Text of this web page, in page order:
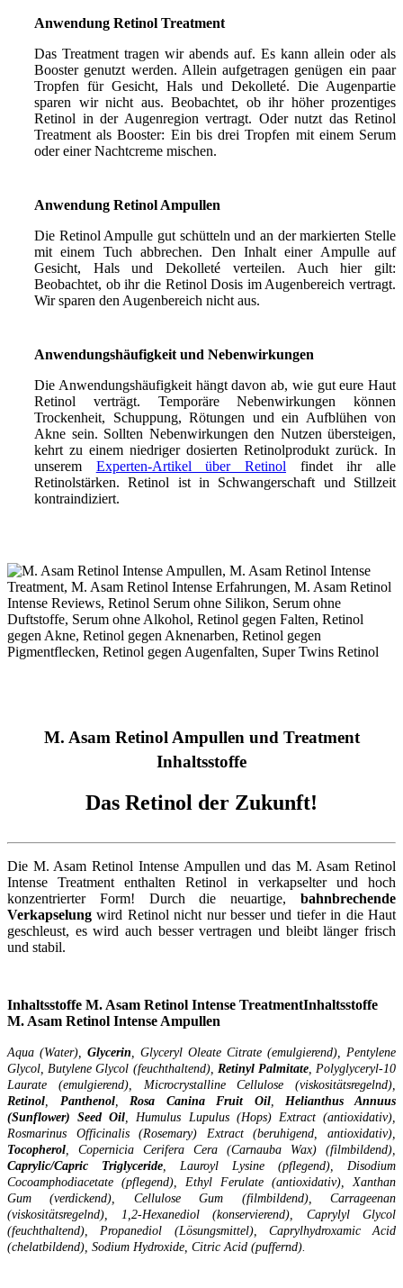
Anwendung Retinol Treatment
Das Treatment tragen wir abends auf. Es kann allein oder als
Booster genutzt werden. Allein aufgetragen genügen ein paar
Tropfen für Gesicht, Hals und Dekolleté. Die Augenpartie
sparen wir nicht aus. Beobachtet, ob ihr höher prozentiges
Retinol in der Augenregion vertragt. Oder nutzt das Retinol
Treatment als Booster: Ein bis drei Tropfen mit einem Serum
oder einer Nachtcreme mischen.
Anwendung Retinol Ampullen
Die Retinol Ampulle gut schütteln und an der markierten Stelle
mit einem Tuch abbrechen. Den Inhalt einer Ampulle auf
Gesicht, Hals und Dekolleté verteilen. Auch hier gilt:
Beobachtet, ob ihr die Retinol Dosis im Augenbereich vertragt.
Wir sparen den Augenbereich nicht aus.
Anwendungshäufigkeit und Nebenwirkungen
Die Anwendungshäufigkeit hängt davon ab, wie gut eure Haut
Retinol verträgt. Temporäre Nebenwirkungen können
Trockenheit, Schuppung, Rötungen und ein Aufblühen von
Akne sein. Sollten Nebenwirkungen den Nutzen übersteigen,
kehrt zu einem niedriger dosierten Retinolprodukt zurück. In
unserem Experten-Artikel über Retinol findet ihr alle
Retinolstärken. Retinol ist in Schwangerschaft und Stillzeit
kontraindiziert.
M. Asam Retinol Ampullen und Treatment
Inhaltsstoffe
Das Retinol der Zukunft!
Die M. Asam Retinol Intense Ampullen und das M. Asam Retinol
Intense Treatment enthalten Retinol in verkapselter und hoch
konzentrierter Form! Durch die neuartige, bahnbrechende
Verkapselung wird Retinol nicht nur besser und tiefer in die Haut
geschleust, es wird auch besser vertragen und bleibt länger frisch
und stabil.
Inhaltsstoffe M. Asam Retinol Intense TreatmentInhaltsstoffe
M. Asam Retinol Intense Ampullen
Aqua (Water), Glycerin , Glyceryl Oleate Citrate (emulgierend), Pentylene
Glycol, Butylene Glycol (feuchthaltend), Retinyl Palmitate, Polyglyceryl-10
Laurate (emulgierend), Microcrystalline Cellulose (viskositätsregelnd),
Retinol
Panthenol, Rosa Canina Fruit Oil, Helianthus Annuus
(Sunflower) Seed Oil , Humulus Lupulus (Hops) Extract (antioxidativ),
Rosmarinus Officinalis (Rosemary) Extract (beruhigend, antioxidativ),
Tocopherol , Copernicia Cerifera Cera (Carnauba Wax) (filmbildend),
Caprylic/Capric Triglyceride , Lauroyl Lysine (pflegend), Disodium
Cocoamphodiacetate (pflegend), Ethyl Ferulate (antioxidativ), Xanthan
Gum (verdickend), Cellulose Gum (filmbildend), Carrageenan
(viskositätsregelnd), 1,2-Hexanediol (konservierend), Caprylyl Glycol
(feuchthaltend), Propanediol (Lösungsmittel), Caprylhydroxamic Acid
(chelatbildend), Sodium Hydroxide, Citric Acid (puffernd).